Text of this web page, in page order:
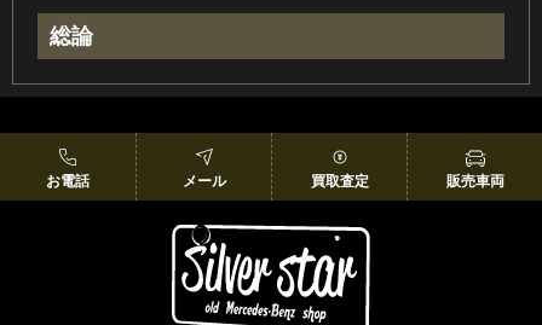
総論
お電話 メール 買取査定 販売車両